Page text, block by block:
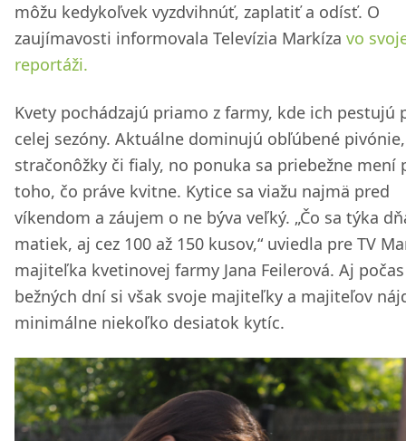
môžu kedykoľvek vyzdvihnúť, zaplatiť a odísť. O
zaujímavosti informovala Televízia Markíza vo
reportáži.
Kvety pochádzajú priamo z farmy, kde ich pestujú
celej sezóny. Aktuálne dominujú obľúbené pivónie,
stračonôžky či fialy, no ponuka sa priebežne mení
toho, čo práve kvitne. Kytice sa viažu najmä pred
víkendom a záujem o ne býva veľký. „Čo sa týka
matiek, aj cez 100 až 150 kusov,“ uviedla pre TV
majiteľka kvetinovej farmy Jana Feilerová. Aj počas
bežných dní si však svoje majiteľky a majiteľov
minimálne niekoľko desiatok kytíc.